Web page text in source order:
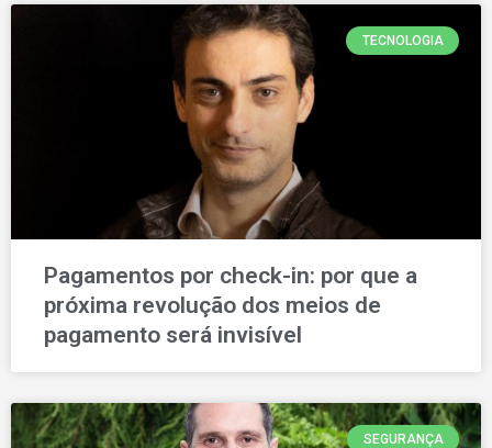
TECNOLOGIA
Pagamentos por check-in: por que a
próxima revolução dos meios de
pagamento será invisível
SEGURANÇA